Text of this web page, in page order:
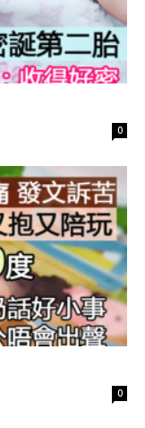
0
0